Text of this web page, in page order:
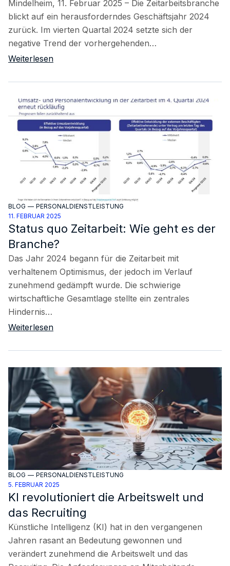
Mindelheim, 11. Februar 2025 – Die Zeitarbeitsbranche
blickt auf ein herausforderndes Geschäftsjahr 2024
zurück. Im vierten Quartal 2024 setzte sich der
negative Trend der vorhergehenden…
Weiterlesen
BLOG — PERSONALDIENSTLEISTUNG
11. FEBRUAR 2025
Status quo Zeitarbeit: Wie geht es der
Branche?
Das Jahr 2024 begann für die Zeitarbeit mit
verhaltenem Optimismus, der jedoch im Verlauf
zunehmend gedämpft wurde. Die schwierige
wirtschaftliche Gesamtlage stellte ein zentrales
Hindernis…
Weiterlesen
BLOG — PERSONALDIENSTLEISTUNG
5. FEBRUAR 2025
KI revolutioniert die Arbeitswelt und
das Recruiting
Künstliche Intelligenz (KI) hat in den vergangenen
Jahren rasant an Bedeutung gewonnen und
verändert zunehmend die Arbeitswelt und das